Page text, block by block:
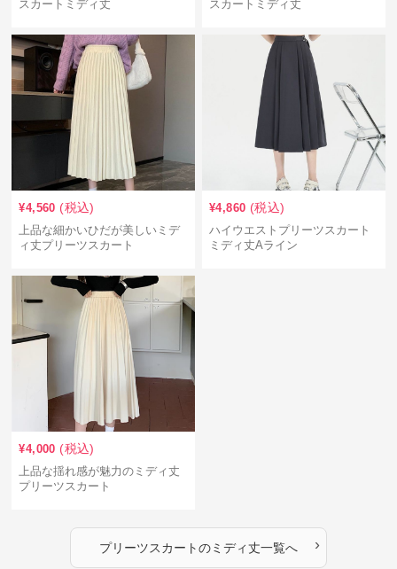
スカートミディ丈
スカートミディ丈
¥4,560 (税込)
上品な細かいひだが美しいミデ
ィ丈プリーツスカート
¥4,860 (税込)
ハイウエストプリーツスカート
ミディ丈Aライン
¥4,000 (税込)
上品な揺れ感が魅力のミディ丈
プリーツスカート
プリーツスカートのミディ丈一覧へ ›